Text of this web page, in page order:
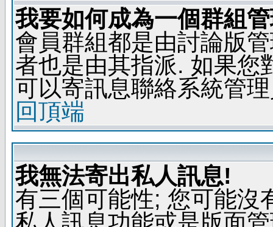
我要如何成為一個群組
會員群組都是由討論版
者也是由其指派. 如果您
可以寄訊息聯絡系統管
回頂端
我無法寄出私人訊息!
有三個可能性; 您可能沒